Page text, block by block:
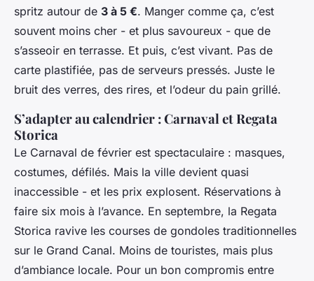
spritz autour de 3 à 5 €. Manger comme ça, c’est
souvent moins cher - et plus savoureux - que de
s’asseoir en terrasse. Et puis, c’est vivant. Pas de
carte plastifiée, pas de serveurs pressés. Juste le
bruit des verres, des rires, et l’odeur du pain grillé.
S’adapter au calendrier : Carnaval et Regata
Storica
Le Carnaval de février est spectaculaire : masques,
costumes, défilés. Mais la ville devient quasi
inaccessible - et les prix explosent. Réservations à
faire six mois à l’avance. En septembre, la Regata
Storica ravive les courses de gondoles traditionnelles
sur le Grand Canal. Moins de touristes, mais plus
d’ambiance locale. Pour un bon compromis entre